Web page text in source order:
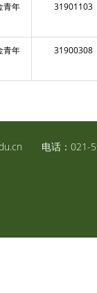
青年
31901103
青年
31900308
电话：021-